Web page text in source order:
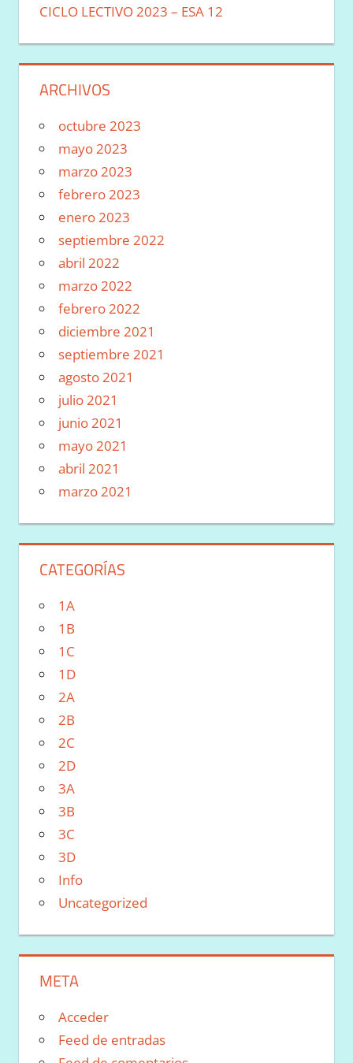
CICLO LECTIVO 2023 – ESA 12
ARCHIVOS
octubre 2023
mayo 2023
marzo 2023
febrero 2023
enero 2023
septiembre 2022
abril 2022
marzo 2022
febrero 2022
diciembre 2021
septiembre 2021
agosto 2021
julio 2021
junio 2021
mayo 2021
abril 2021
marzo 2021
CATEGORÍAS
1A
1B
1C
1D
2A
2B
2C
2D
3A
3B
3C
3D
Info
Uncategorized
META
Acceder
Feed de entradas